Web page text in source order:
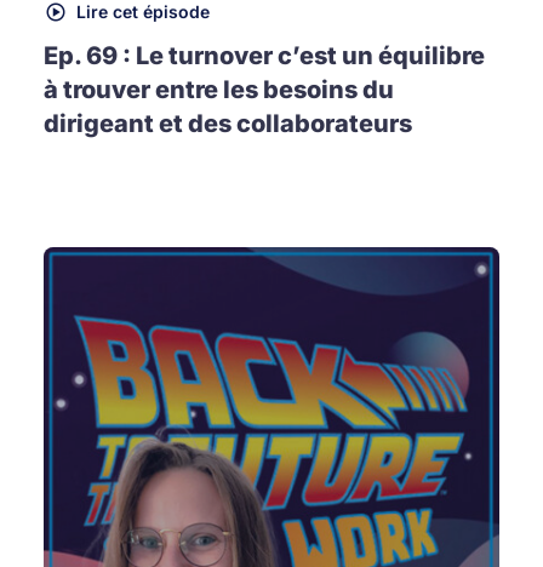
Lire cet épisode
Ep. 69 : Le turnover c’est un équilibre
à trouver entre les besoins du
dirigeant et des collaborateurs